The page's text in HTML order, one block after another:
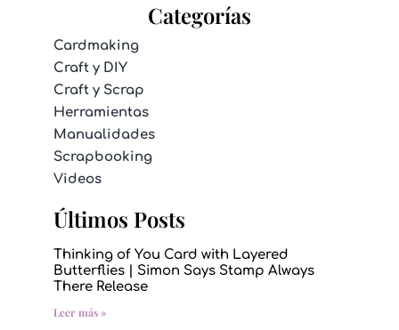
Categorías
Cardmaking
Craft y DIY
Craft y Scrap
Herramientas
Manualidades
Scrapbooking
Videos
Últimos Posts
Thinking of You Card with Layered
Butterflies | Simon Says Stamp Always
There Release
Leer más »